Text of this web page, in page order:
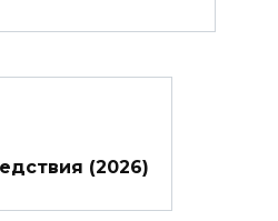
(2026)